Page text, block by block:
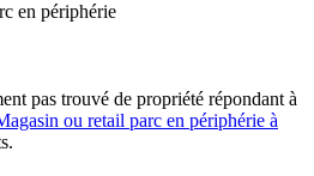
en périphérie
pas trouvé de propriété répondant à
ou retail parc en périphérie à
.